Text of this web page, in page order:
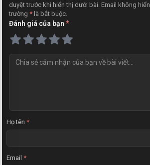
duyệt trước khi hiển thị dưới bài. Email không
trường * là bắt buộc.
Đánh giá của bạn *
Họ tên *
Email *